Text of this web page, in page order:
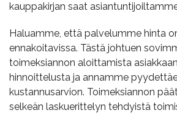
kauppakirjan saat
Haluamme, että palvelumme hinta
ennakoitavissa. Tästä johtuen
toimeksiannon aloittamista
hinnoittelusta ja annamme
kustannusarvion. Toimeksiannon
selkeän laskuerittelyn tehdyistä